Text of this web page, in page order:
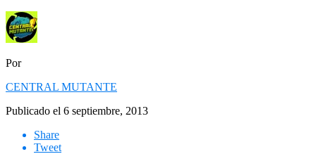
Por
CENTRAL MUTANTE
Publicado el 6 septiembre, 2013
Share
Tweet